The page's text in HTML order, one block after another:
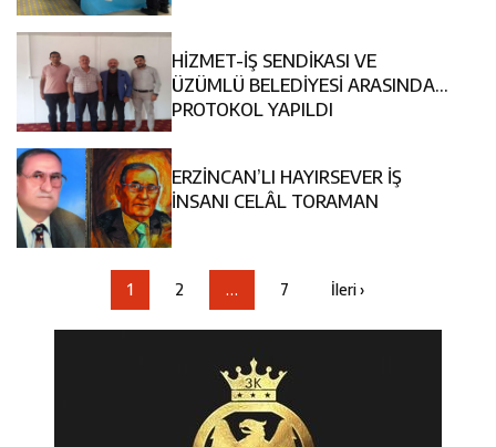
HİZMET-İŞ SENDİKASI VE
ÜZÜMLÜ BELEDİYESİ ARASINDA
PROTOKOL YAPILDI
ERZİNCAN’LI HAYIRSEVER İŞ
İNSANI CELÂL TORAMAN
1 2 … 7 İleri ›